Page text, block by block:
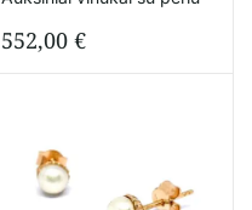
552,00 €